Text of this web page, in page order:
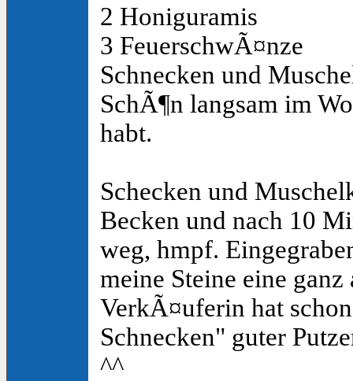
2 Honiguramis
3 FeuerschwÃ¤nze
Schnecken und
SchÃ¶n langsam im
habt.
Schecken und
Becken und nach 10
weg, hmpf.
meine Steine eine
VerkÃ¤uferin hat
Schnecken" guter
^^